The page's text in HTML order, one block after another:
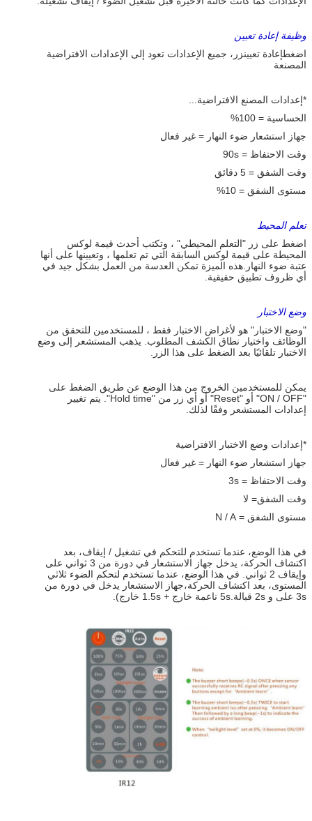
وظيفة إعادة تعيين
اضغطإعادة تعيينزر، جميع الإعدادات تعود إلى الإعدادات الافتراضية
المصنعة
*إعدادات المصنع الافتراضية...
الحساسية = 100%
جهاز استشعار ضوء النهار = غير فعال
وقت الاحتفاظ = 90s
وقت الشفق = 5 دقائق
مستوى الشفق = 10%
تعلم المحيط
اضغط على زر "التعلم المحيطي" ، وتكتب أحدث قيمة لوكس
المحيطة على قيمة لوكس السابقة التي تم تعلمها ، وتعيينها على أنها
عتبة ضوء النهار.هذه الميزة تمكن العدسة من العمل بشكل جيد في
أي ظروف تطبيق حقيقية.
وضع الاختبار
"وضع الاختبار" هو لأغراض الاختبار فقط ، للمستخدمين للتحقق من
الوظائف واختيار نطاق الكشف المطلوب. يذهب المستشعر إلى وضع
الاختبار تلقائيًا بعد الضغط على هذا الزر.
يمكن للمستخدمين الخروج من هذا الوضع عن طريق الضغط على
"ON / OFF" أو "Reset" أو أي زر من "Hold time". يتم تغيير
إعدادات المستشعر وفقًا لذلك.
*إعدادات وضع الاختبار الافتراضية
جهاز استشعار ضوء النهار = غير فعال
وقت الاحتفاظ = 3s
وقت الشفق= لا
مستوى الشفق = N / A
في هذا الوضع، عندما تستخدم للتحكم في تشغيل / إيقاف، بعد
اكتشاف الحركة، يدخل جهاز الاستشعار في دورة من 3 ثواني على
وإيقاف 2 ثواني. في هذا الوضع، عندما تستخدم لتحكم الضوء ثلاثي
المستوى، بعد اكتشاف الحركة،جهاز الاستشعار يدخل في دورة من
3s على و 2s قبالة.5s ناعمة خارج + 1.5s خارج).